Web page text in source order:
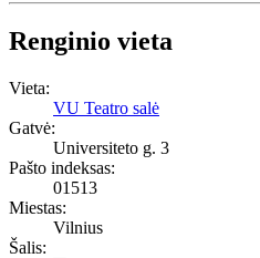
Renginio vieta
Vieta:
VU Teatro salė
Gatvė:
Universiteto g. 3
Pašto indeksas:
01513
Miestas:
Vilnius
Šalis: